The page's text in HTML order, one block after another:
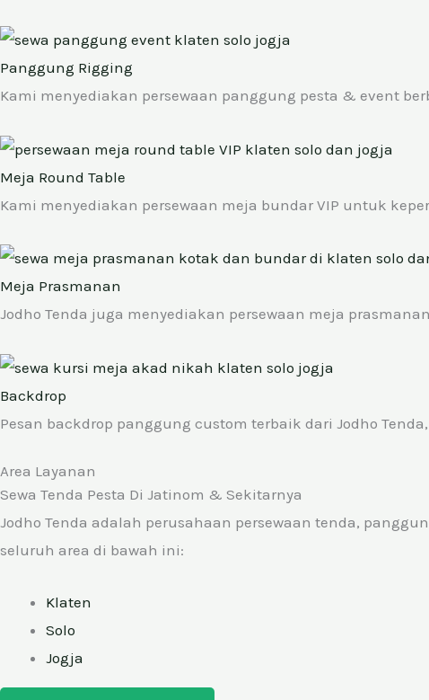
Panggung Rigging
Kami menyediakan persewaan panggung pesta & event
Meja Round Table
Kami menyediakan persewaan meja bundar VIP untuk
Meja Prasmanan
Jodho Tenda juga menyediakan persewaan meja
Backdrop
Pesan backdrop panggung custom terbaik dari Jodho
Area Layanan
Sewa Tenda Pesta Di Jatinom & Sekitarnya
Jodho Tenda adalah perusahaan persewaan tenda,
seluruh area di bawah ini:
Klaten
Solo
Jogja